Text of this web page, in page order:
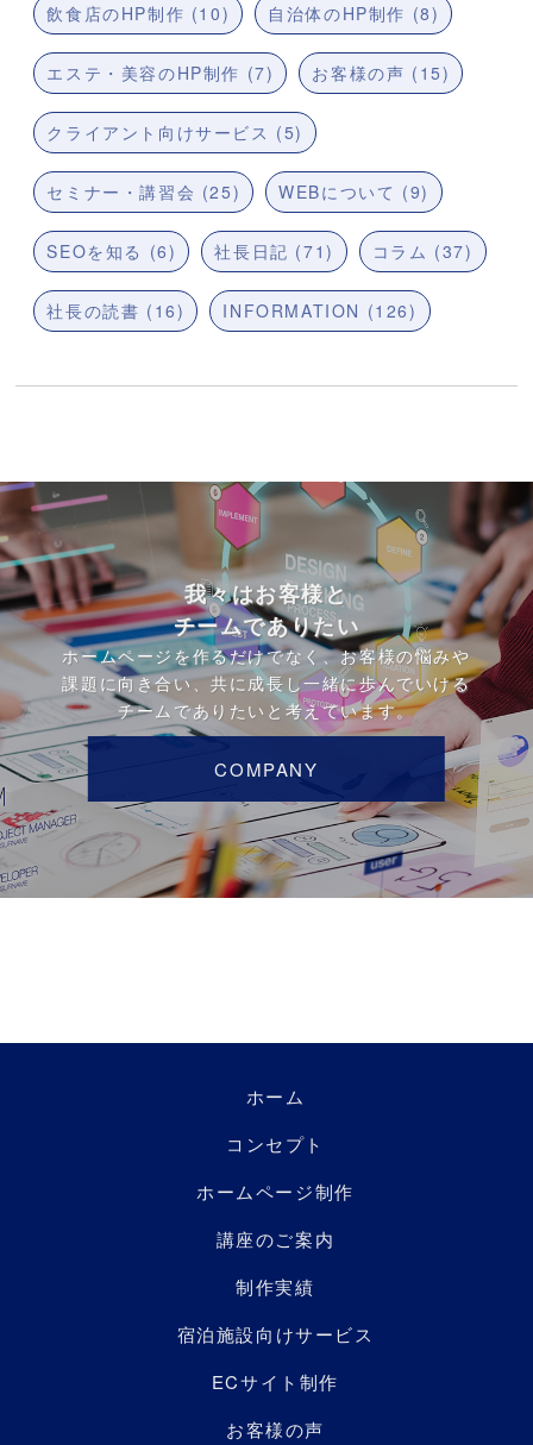
飲食店のHP制作 (10) 自治体のHP制作 (8)
エステ・美容のHP制作 (7) お客様の声 (15)
クライアント向けサービス (5)
セミナー・講習会 (25) WEBについて (9)
SEOを知る (6) 社長日記 (71) コラム (37)
社長の読書 (16) INFORMATION (126)
我々はお客様と
チームでありたい
ホームページを作るだけでなく、お客様の悩みや
課題に向き合い、共に成長し一緒に歩んでいける
チームでありたいと考えています。
COMPANY
ホーム
コンセプト
ホームページ制作
講座のご案内
制作実績
宿泊施設向けサービス
ECサイト制作
お客様の声